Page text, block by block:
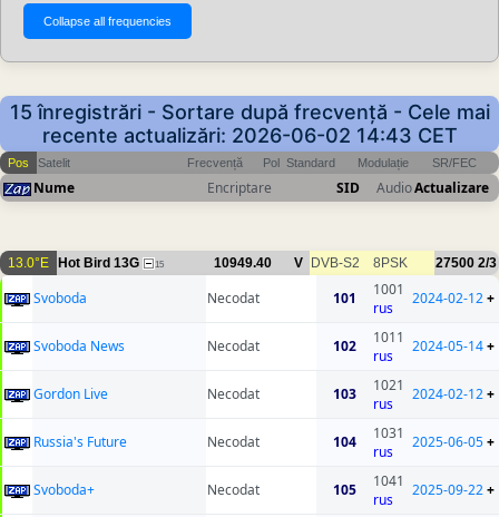
15 înregistrări - Sortare după frecvență - Cele mai
recente actualizări: 2026-06-02 14:43 CET
Pos Satelit Frecvență Pol Standard Modulație SR/FEC
Nume Encriptare SID AudioActualizare
13.0°E Hot Bird 13G 15 10949.40 V DVB-S2 8PSK 27500 2/3
Svoboda Necodat 101
1001
rus
2024-02-12+
Svoboda News Necodat 102
1011
rus
2024-05-14+
Gordon Live Necodat 103
1021
rus
2024-02-12+
Russia's Future Necodat 104
1031
rus
2025-06-05+
Svoboda+ Necodat 105
1041
rus
2025-09-22+